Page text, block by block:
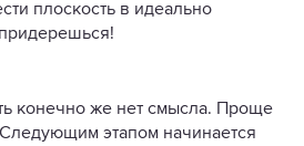
плоскость в идеально
конечно же нет смысла. Проще
этапом начинается